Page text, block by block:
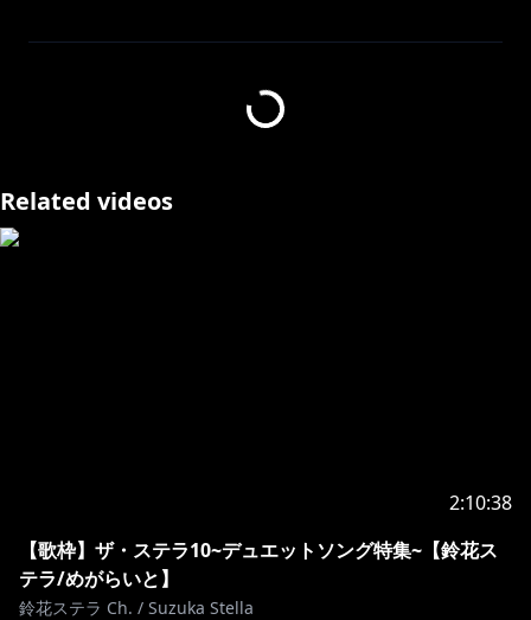
鈴どもりんりんふぁみりーへ入っちゃいなよ！
限定バッジやスタンプ、メンバーシップ限定放送もやっ
https://www.youtube.com/channel/UChAOCCFuF2ht
https://youtu.be/5bHhWInNOUg
Related videos
2:10:38
【歌枠】ザ・ステラ10~デュエットソング特集~【鈴花ス
テラ/めがらいと】
鈴花ステラ Ch. / Suzuka Stella